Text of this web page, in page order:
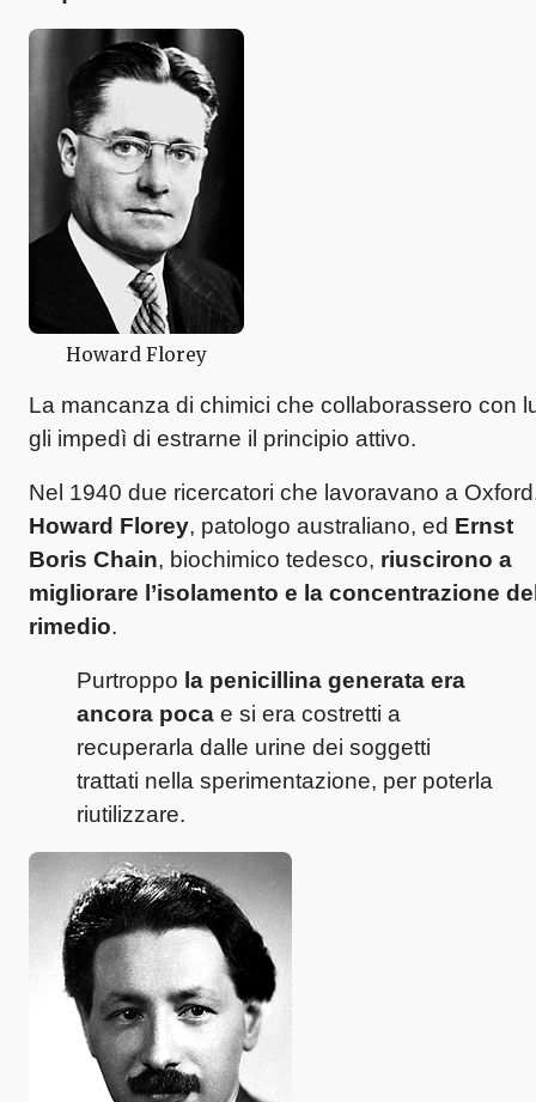
Howard Florey
La mancanza di chimici che collaborassero con
gli impedì di estrarne il principio attivo.
Nel 1940 due ricercatori che lavoravano a
Howard Florey, patologo australiano, ed Ernst
Boris Chain, biochimico tedesco, riuscirono a
migliorare l’isolamento e la concentrazione
rimedio.
Purtroppo la penicillina generata era
ancora poca e si era costretti a
recuperarla dalle urine dei soggetti
trattati nella sperimentazione, per poterla
riutilizzare.